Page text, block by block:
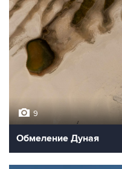
9
Обмеление Дуная